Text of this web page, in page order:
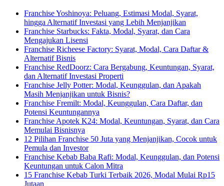
Franchise Yoshinoya: Peluang, Estimasi Modal, Syarat,
hingga Alternatif Investasi yang Lebih Menjanjikan
Franchise Starbucks: Fakta, Modal, Syarat, dan Cara
Mengajukan Lisensi
Franchise Richeese Factory: Syarat, Modal, Cara Daftar &
Alternatif Bisnis
Franchise RedDoorz: Cara Bergabung, Keuntungan, Syarat,
dan Alternatif Investasi Properti
Franchise Jelly Potter: Modal, Keunggulan, dan Apakah
Masih Menjanjikan untuk Bisnis?
Franchise Fremilt: Modal, Keunggulan, Cara Daftar, dan
Potensi Keuntungannya
Franchise Apotek K24: Modal, Keuntungan, Syarat, dan Cara
Memulai Bisnisnya
12 Pilihan Franchise 50 Juta yang Menjanjikan, Cocok untuk
Pemula dan Investor
Franchise Kebab Baba Rafi: Modal, Keunggulan, dan Potensi
Keuntungan untuk Calon Mitra
15 Franchise Kebab Turki Terbaik 2026, Modal Mulai Rp15
Jutaan